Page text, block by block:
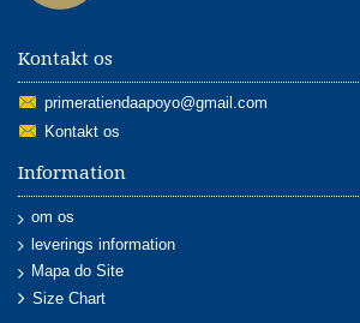
Kontakt os
primeratiendaapoyo@gmail.com
Kontakt os
Information
om os
leverings information
Mapa do Site
Size Chart